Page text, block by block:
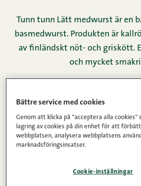
Tunn tunn Lätt medwurst är en
basmedwurst. Produkten är
av finländskt nöt- och griskött.
och mycket
Köttinnehåll
137g
100g per produkt
Produktinformation
Bättre service med cookies
Genom att klicka på "acceptera alla cookies"
lagring av cookies på din enhet för att
webbplatsen, analysera webbplatsens
marknadsföringsinsatser.
Cookie-inställningar